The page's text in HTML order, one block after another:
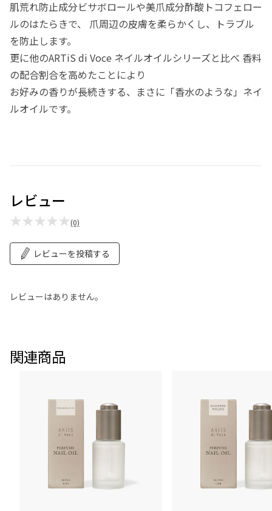
肌荒れ防止成分ビサボロールや美爪成分酢酸トコフェロー
ルのはたらきで、 爪周辺の皮膚を柔らかくし、トラブル
を防止します。
更に他のARTiS di Voce ネイルオイルシリーズと比べ 香料
の配合割合を高めたことにより
お好みの香りが長続きする、まさに「香水のような」ネイ
ルオイルです。
レビュー
★★★★★(0)
レビューを投稿する
レビューはありません。
関連商品